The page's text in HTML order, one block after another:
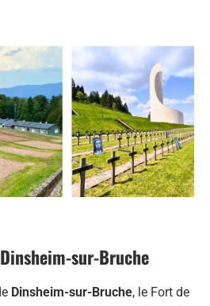
Dinsheim-sur-Bruche
Dinsheim-sur-Bruche, le Fort de